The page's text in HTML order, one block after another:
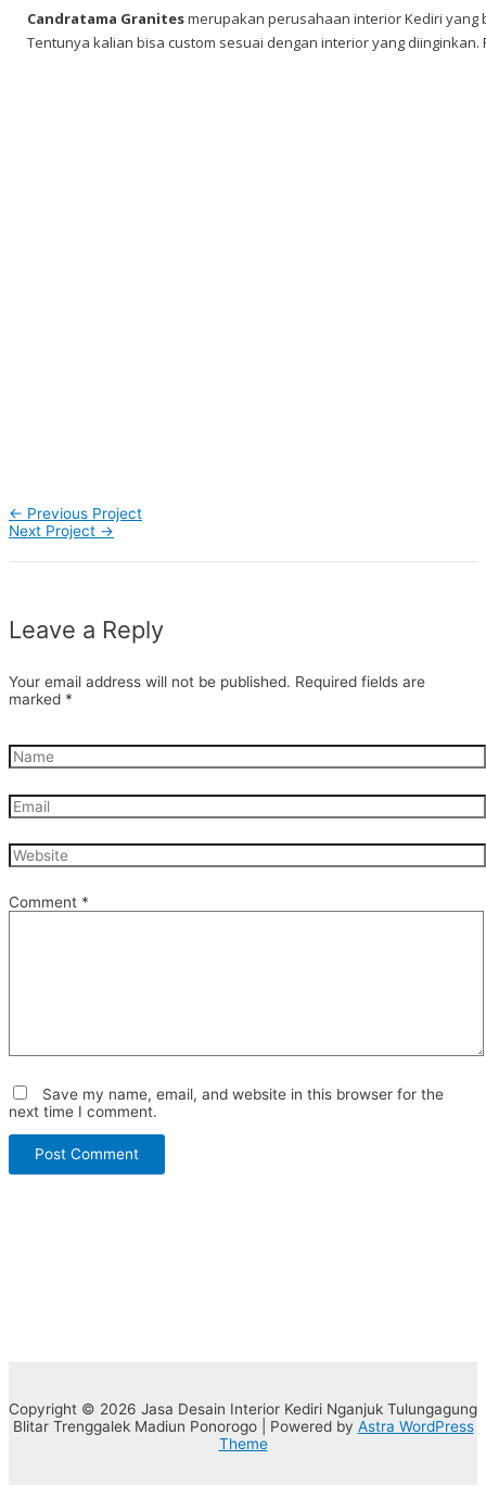
Candratama Granitesmerupakan perusahaan interior Kediri yang
Tentunya kalian bisa custom sesuai dengan interior yang
← Previous Project
Next Project →
Leave a Reply
Your email address will not be published. Required fields are
marked *
Comment *
Save my name, email, and website in this browser for the
next time I comment.
Copyright © 2026 Jasa Desain Interior Kediri Nganjuk Tulungagung
Blitar Trenggalek Madiun Ponorogo | Powered by Astra WordPress
Theme